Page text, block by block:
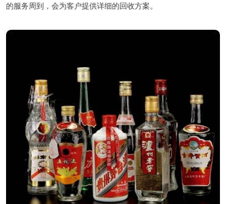
的服务周到，会为客户提供详细的回收方案。